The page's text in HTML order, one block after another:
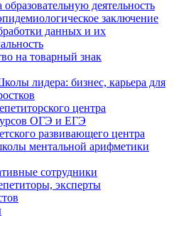
деятельность
заключение
данных и их
на товарный знак
лидера: бизнес, карьера для
центра
ОГЭ и ЕГЭ
развивающего центра
ментальной арифметики
сотрудники
эксперты